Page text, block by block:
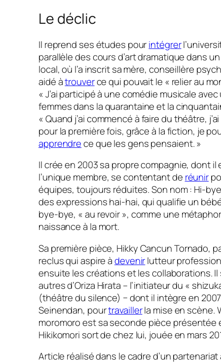
Le déclic
Il reprend ses études pourintégrer
parallèle des cours d’art dramatique dans
local, où l’a inscrit sa mère, conseillère
aidé àtrouverce qui pouvait le « relier au
« J’ai participé à une comédie musicale
femmes dans la quarantaine et la
« Quand j’ai commencé à faire du théâtre,
pour la première fois, grâce à la fiction, je
apprendrece que les gens pensaient. »
Il crée en 2003 sa propre compagnie, dont
l’unique membre, se contentant de réunir
équipes, toujours réduites. Son nom : Hi-
des expressionshai-hai, qui qualifie un
bye-bye, « au revoir », comme une
naissance à la mort.
Sa première pièce, Hikky Cancun Tornado,
reclus qui aspire àdevenirlutteur
ensuite les créations et les collaborations. Il
autres d’Oriza Hirata – l’initiateur du «
(théâtre du silence) − dont il intègre en
Seinendan, pourtravaillerla mise en scène.
moromoroest sa seconde pièce présentée
Hikikomori sort de chez lui, jouée en mars
Article réalisé dans le cadre d’un